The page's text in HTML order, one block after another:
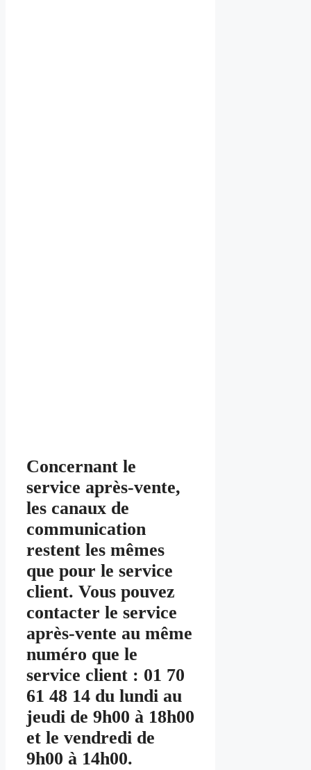
Concernant le
service après-vente,
les canaux de
communication
restent les mêmes
que pour le service
client. Vous pouvez
contacter le service
après-vente au même
numéro que le
service client : 01 70
61 48 14 du lundi au
jeudi de 9h00 à 18h00
et le vendredi de
9h00 à 14h00.